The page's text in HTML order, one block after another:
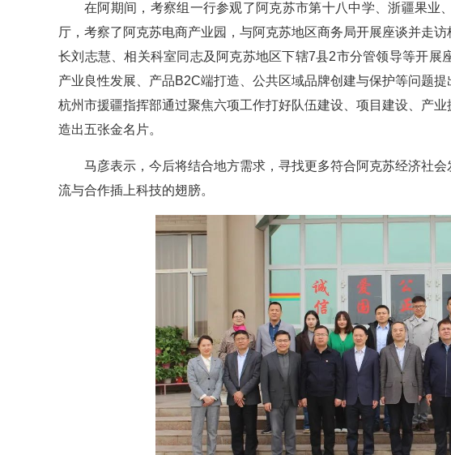
在阿期间，考察组一行参观了阿克苏市第十八中学、浙疆果业
厅，考察了阿克苏电商产业园，与阿克苏地区商务局开展座谈并走
长刘志慧、相关科室同志及阿克苏地区下辖7县2市分管领导等开
产业良性发展、产品B2C端打造、公共区域品牌创建与保护等问题
杭州市援疆指挥部通过聚焦六项工作打好队伍建设、项目建设、产
造出五张金名片。
马彦表示，今后将结合地方需求，寻找更多符合阿克苏经济社
流与合作插上科技的翅膀。